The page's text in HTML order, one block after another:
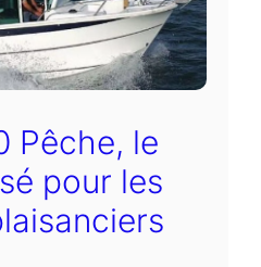
Pêche, le
pour les